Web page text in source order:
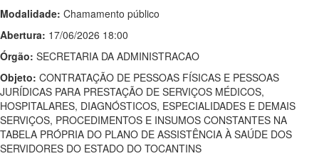
Modalidade: Chamamento público
Abertura: 17/06/2026 18:00
Órgão: SECRETARIA DA ADMINISTRACAO
Objeto: CONTRATAÇÃO DE PESSOAS FÍSICAS E PESSOAS
JURÍDICAS PARA PRESTAÇÃO DE SERVIÇOS MÉDICOS,
HOSPITALARES, DIAGNÓSTICOS, ESPECIALIDADES E DEMAIS
SERVIÇOS, PROCEDIMENTOS E INSUMOS CONSTANTES NA
TABELA PRÓPRIA DO PLANO DE ASSISTÊNCIA À SAÚDE DOS
SERVIDORES DO ESTADO DO TOCANTINS